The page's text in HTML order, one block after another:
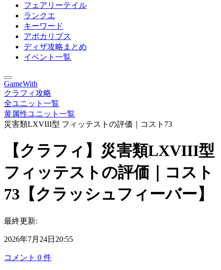
フェアリーテイル
ランクエ
キーワード
アポカリプス
ディザ攻略まとめ
イベント一覧
GameWith
クラフィ攻略
全ユニット一覧
黄属性ユニット一覧
災害類LXVIII型 フィッテストの評価｜コスト73
【クラフィ】災害類LXVIII型
フィッテストの評価｜コスト
73【クラッシュフィーバー】
最終更新:
2026年7月24日20:55
コメント 0 件